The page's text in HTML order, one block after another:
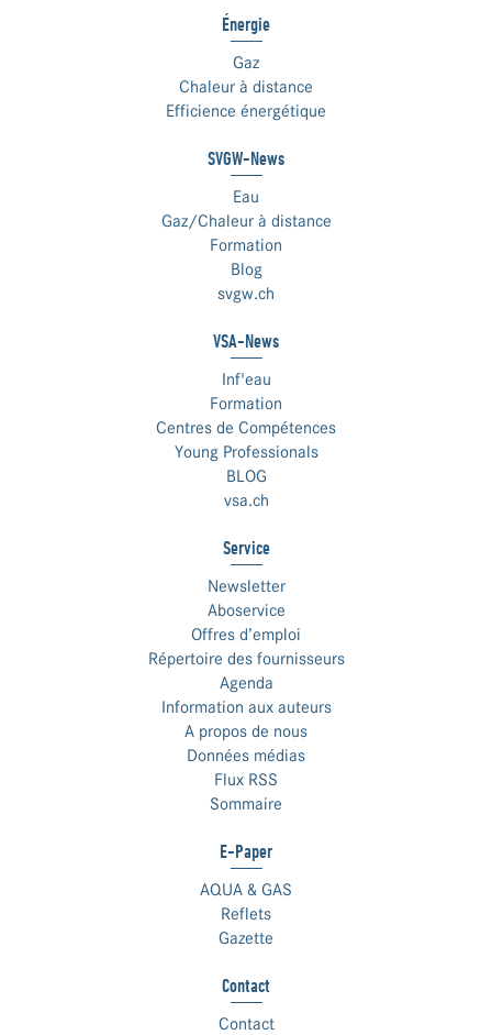
Énergie
Gaz
Chaleur à distance
Efficience énergétique
SVGW-News
Eau
Gaz/Chaleur à distance
Formation
Blog
svgw.ch
VSA-News
Inf'eau
Formation
Centres de Compétences
Young Professionals
BLOG
vsa.ch
Service
Newsletter
Aboservice
Offres d’emploi
Répertoire des fournisseurs
Agenda
Information aux auteurs
A propos de nous
Données médias
Flux RSS
Sommaire
E-Paper
AQUA & GAS
Reflets
Gazette
Contact
Contact